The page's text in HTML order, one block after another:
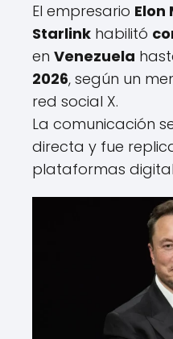
El empresario Elon
Starlink habilitó
en Venezuela
2026, según un
red social X.
La comunicación
directa y fue
plataformas